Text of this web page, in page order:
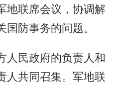
地联席会议，协调解
防事务的问题。
人民政府的负责人和
人共同召集。军地联